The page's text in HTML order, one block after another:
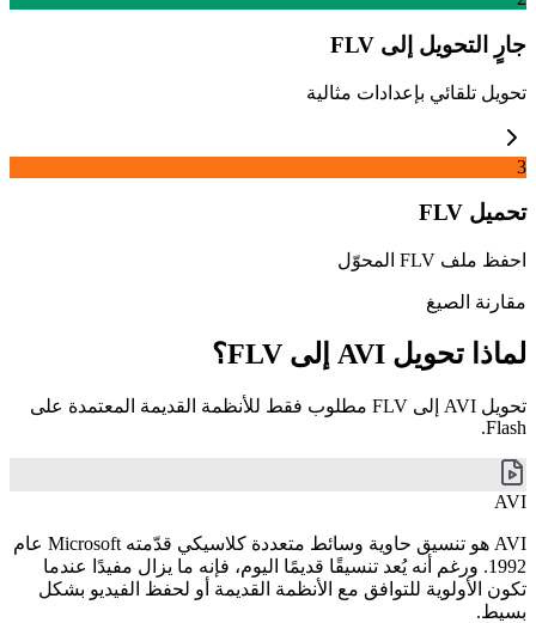
جارٍ التحويل إلى FLV
تحويل تلقائي بإعدادات مثالية
3
تحميل FLV
احفظ ملف FLV المحوّل
مقارنة الصيغ
لماذا تحويل AVI إلى FLV؟
تحويل AVI إلى FLV مطلوب فقط للأنظمة القديمة المعتمدة على
Flash.
AVI
AVI هو تنسيق حاوية وسائط متعددة كلاسيكي قدّمته Microsoft عام
1992. ورغم أنه يُعد تنسيقًا قديمًا اليوم، فإنه ما يزال مفيدًا عندما
تكون الأولوية للتوافق مع الأنظمة القديمة أو لحفظ الفيديو بشكل
بسيط.